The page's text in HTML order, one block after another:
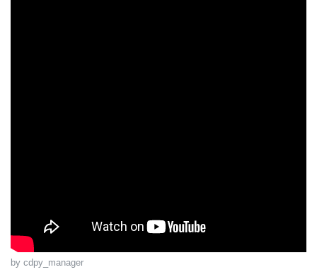
by cdpy_manager